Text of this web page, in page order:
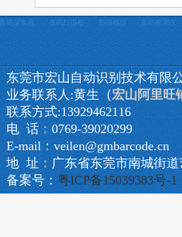
条码采集器 条码扫描枪 扫描模组 条码检测仪
东莞市宏山自动识别技术有限
业务联系人:黄生 （宏山阿里旺
联系方式:13929462116
电 话：0769-39020299
E-mail：veilen@gmbarcode.cn
地 址：广东省东莞市南城街
备案号： 粤ICP备15039383号-1